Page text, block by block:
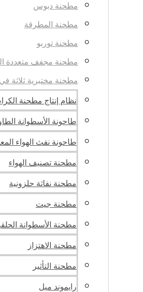
مطحنة دبوس
مطحنة المطرقة
مطحنة توربو
مطحنة مجفف متعددة
مطحنة مختبرية ثلاثة
نظام إنتاج مطحنة
طاحونة الأسطوانة
طاحونة نفث الهواء
مطحنة تصنيف الهواء
مطحنة نفاثة حلزونية
مطحنة جيت
مطحنة الأسطوانة
مطحنة الاهتزاز
مطحنة التأثير
رايموند ميل